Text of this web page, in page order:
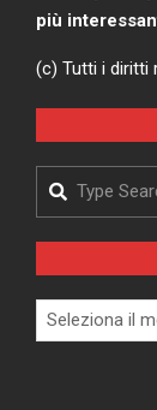
più
(c) Tutti i diritti
Search
Archivi